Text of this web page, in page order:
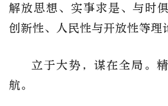
解放思想、实事求是、与时
创新性、人民性与开放性等理
立于大势，谋在全局。
航。